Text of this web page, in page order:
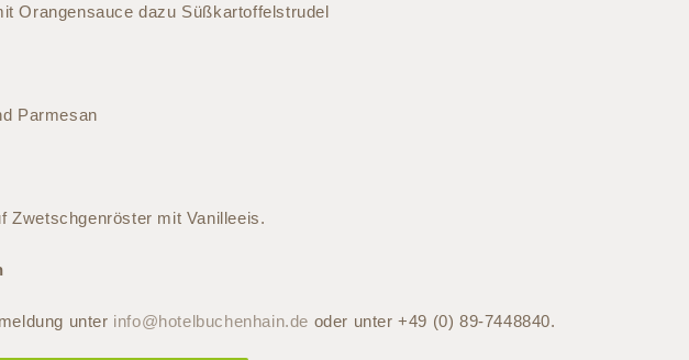
Orangensauce dazu Süßkartoffelstrudel
Parmesan
Zwetschgenröster mit Vanilleeis.
unter info@hotelbuchenhain.de oder unter +49 (0) 89-7448840.